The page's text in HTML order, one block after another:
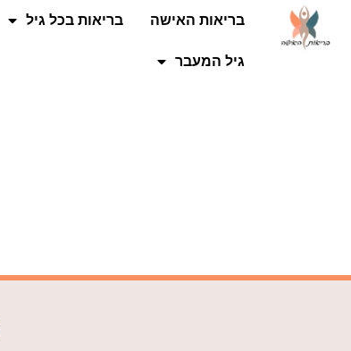
בריאות האישה בריאות בכל גיל
גיל המעבר